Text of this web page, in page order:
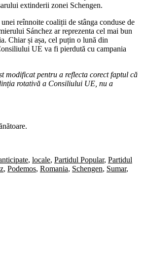
extinderii zonei Schengen.
reînnoite coaliții de stânga conduse de
Sánchez ar reprezenta cel mai bun
Chiar și așa, cel puțin o lună din
UE va fi pierdută cu campania
modificat pentru a reflecta corect faptul că
rotativă a Consiliului UE, nu a
, locale, Partidul Popular, Partidul
, Podemos, Romania, Schengen, Sumar,